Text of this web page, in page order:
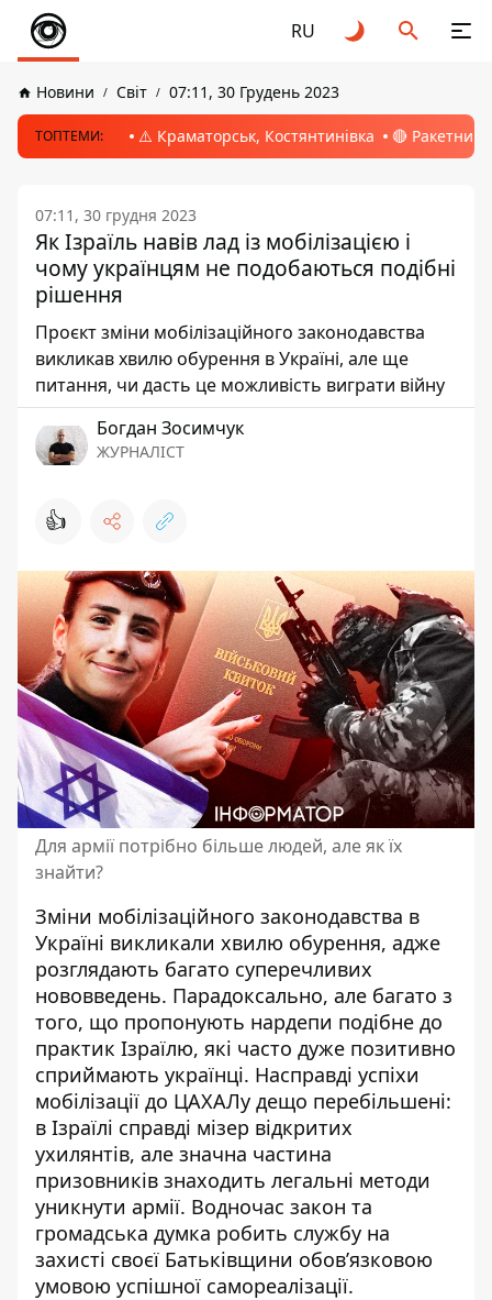
RU
Новини Світ 07:11, 30 Грудень 2023
ТОПТЕМИ: ⚠️ Краматорськ, Костянтинівка 🔴 Ракетний
07:11, 30 грудня 2023
Як Ізраїль навів лад із мобілізацією і
чому українцям не подобаються подібні
рішення
Проєкт зміни мобілізаційного законодавства
викликав хвилю обурення в Україні, але ще
питання, чи дасть це можливість виграти війну
Богдан Зосимчук
ЖУРНАЛІСТ
👍
Для армії потрібно більше людей, але як їх
знайти?
Зміни мобілізаційного законодавства в
Україні викликали хвилю обурення, адже
розглядають багато суперечливих
нововведень. Парадоксально, але багато з
того, що пропонують нардепи подібне до
практик Ізраїлю, які часто дуже позитивно
сприймають українці. Насправді успіхи
мобілізації до ЦАХАЛу дещо перебільшені:
в Ізраїлі справді мізер відкритих
ухилянтів, але значна частина
призовників знаходить легальні методи
уникнути армії. Водночас закон та
громадська думка робить службу на
захисті своєї Батьківщини обов’язковою
умовою успішної самореалізації.